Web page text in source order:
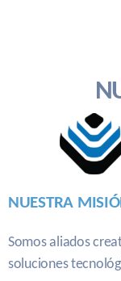
NUESTRA
Somos aliados
soluciones